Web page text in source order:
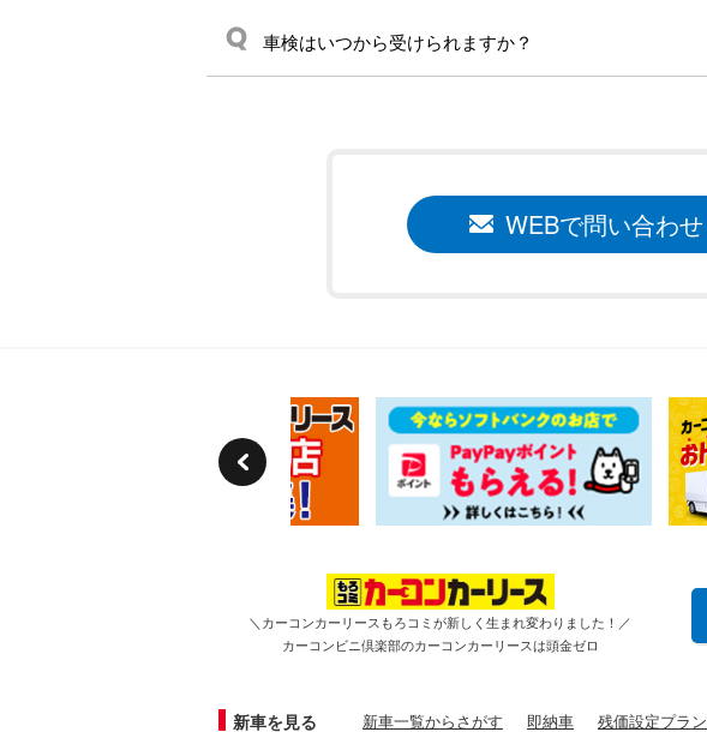
車検はいつから受けられますか？
WEBで問い合わせ
＼カーコンカーリースもろコミが新しく生まれ変わりました！／
カーコンビニ倶楽部のカーコンカーリースは頭金ゼロ
新車を見る 新車一覧からさがす 即納車 残価設定プラン